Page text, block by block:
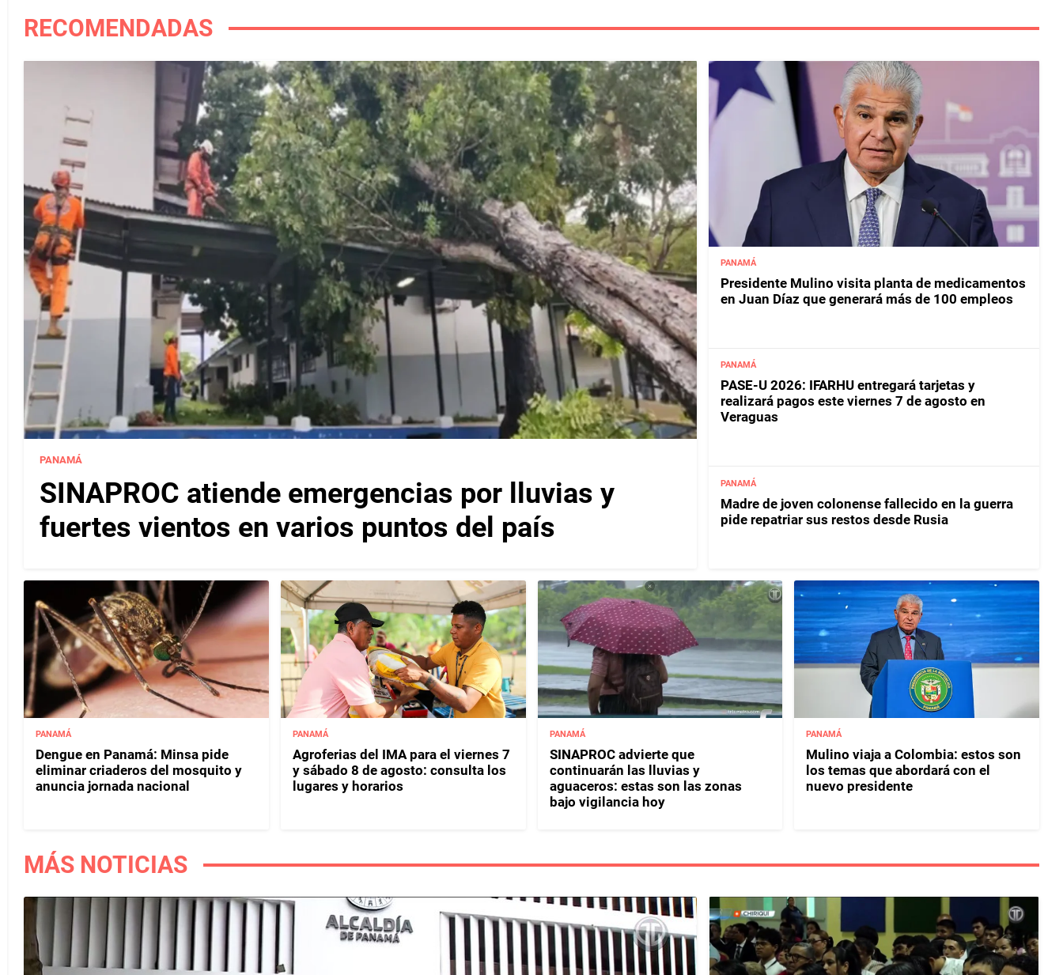
RECOMENDADAS
PANAMÁ
SINAPROC atiende emergencias por lluvias y
fuertes vientos en varios puntos del país
PANAMÁ
Presidente Mulino visita planta de medicamentos
en Juan Díaz que generará más de 100 empleos
PANAMÁ
PASE-U 2026: IFARHU entregará tarjetas y
realizará pagos este viernes 7 de agosto en
Veraguas
PANAMÁ
Madre de joven colonense fallecido en la guerra
pide repatriar sus restos desde Rusia
PANAMÁ
Dengue en Panamá: Minsa pide
eliminar criaderos del mosquito y
anuncia jornada nacional
PANAMÁ
Agroferias del IMA para el viernes 7
y sábado 8 de agosto: consulta los
lugares y horarios
PANAMÁ
SINAPROC advierte que
continuarán las lluvias y
aguaceros: estas son las zonas
bajo vigilancia hoy
PANAMÁ
Mulino viaja a Colombia: estos son
los temas que abordará con el
nuevo presidente
MÁS NOTICIAS